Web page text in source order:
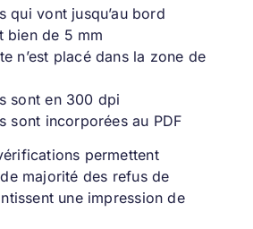
qui vont jusqu’au bord
bien de 5 mm
n’est placé dans la zone de
sont en 300 dpi
sont incorporées au PDF
permettent
majorité des refus de
une impression de